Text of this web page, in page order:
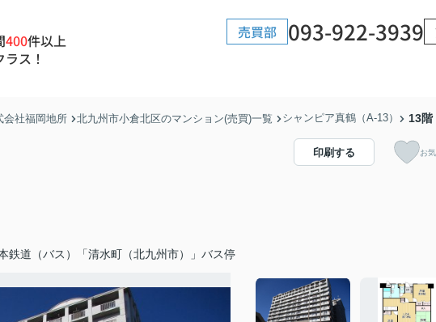
400件以上
ス！
売買部 093-922-3939
会社福岡地所 北九州市小倉北区のマンション(売買)一覧 シャンピア真鶴（A-13） 13階
鉄道（バス）「清水町（北九州市）」バス停
印刷する お